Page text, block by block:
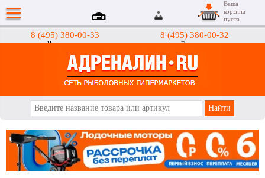
8 (495) 380-00-33
Интернет-магазин
8 (495) 380-00-32
Гипермаркеты
Ваша
корзина
пуста